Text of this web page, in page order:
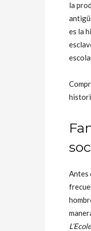
la
es la
Antes